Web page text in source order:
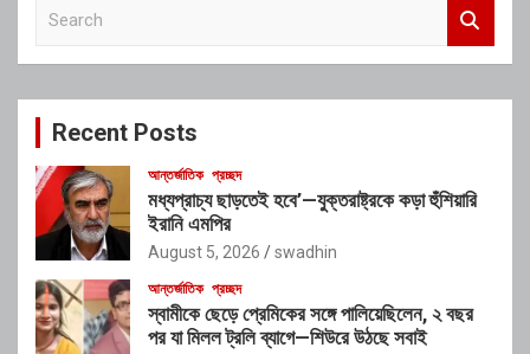
c
Recent Posts
আন্তর্জাতিক প্রচ্ছদ
মধ্যপ্রাচ্য ছাড়তেই হবে’—যুক্তরাষ্ট্রকে কড়া হুঁশিয়ারি
ইরানি এমপির
August 5, 2026 swadhin
আন্তর্জাতিক প্রচ্ছদ
স্বামীকে ছেড়ে প্রেমিকের সঙ্গে পালিয়েছিলেন, ২ বছর
পর যা মিলল ট্রলি ব্যাগে—শিউরে উঠছে সবাই